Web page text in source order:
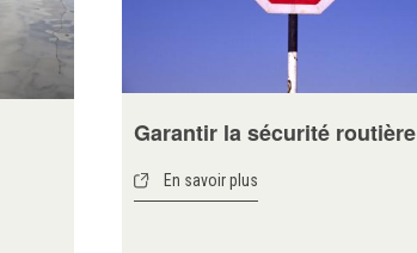
Garantir la sécurité routière
En savoir plus